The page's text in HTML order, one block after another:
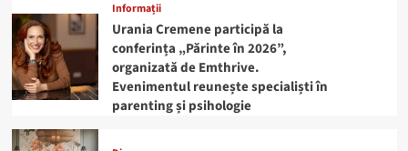
Informații
Urania Cremene participă la
conferința „Părinte în 2026”,
organizată de Emthrive.
Evenimentul reunește specialiști în
parenting și psihologie